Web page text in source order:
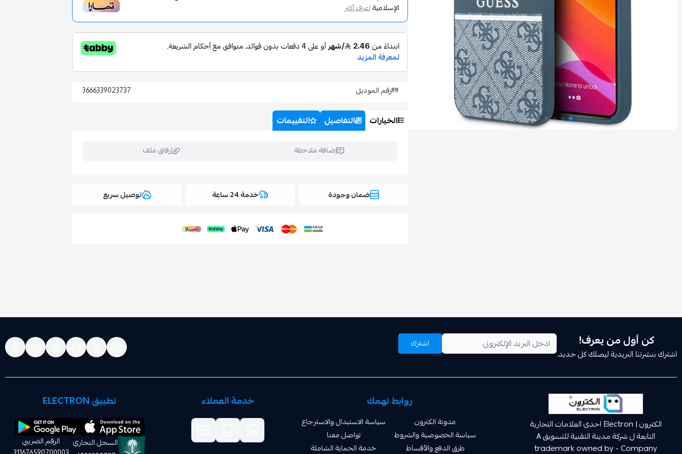
الإسلاميةاعرف أكثر
رقم الموديل 3666339023737
الخيارات التفاصيل التقييمات
إضافة ملاحظة إرفاق ملف
اسحب و افلت الملف هنا
ضمان وجودة خدمة 24 ساعة توصيل سريع
كن أول من يعرف!
اشترك بنشرتنا البريدية ليصلك كل جديد.
اشترك
الكترون | Electron احدى العلامات التجارية
التابعة ل شركة مدينة التقنية للتسويق A
trademark owned by - Company
روابط تهمك
مدونة الكترون
سياسة الخصوصية والشروط
طرق الدفع والأقساط
سياسة الاستبدال والاسترجاع
تواصل معنا
خدمة الحماية الشاملة
خدمة العملاء تطبيق ELECTRON
السجل التجاري
الرقم الضريبي